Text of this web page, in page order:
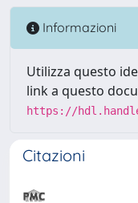
Informazioni
Utilizza questo
link a questo
https://
Citazioni